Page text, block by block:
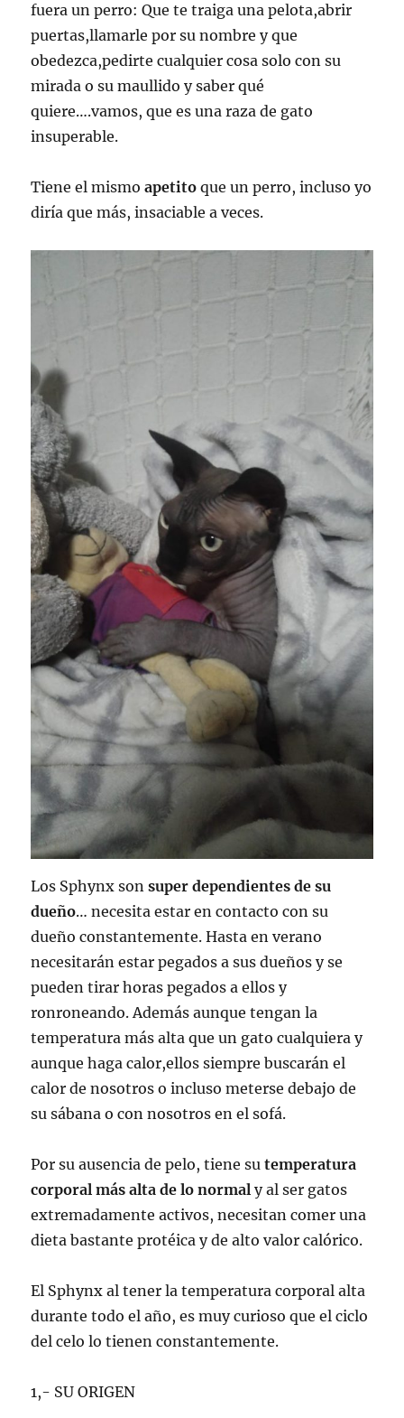
fuera un perro: Que te traiga una pelota,abrir
puertas,llamarle por su nombre y que
obedezca,pedirte cualquier cosa solo con su
mirada o su maullido y saber qué
quiere….vamos, que es una raza de gato
insuperable.
Tiene el mismoapetito que un perro, incluso yo
diría que más, insaciable a veces.
Los Sphynx sonsuper dependientes de su
dueño… necesita estar en contacto con su
dueño constantemente. Hasta en verano
necesitarán estar pegados a sus dueños y se
pueden tirar horas pegados a ellos y
ronroneando. Además aunque tengan la
temperatura más alta que un gato cualquiera y
aunque haga calor,ellos siempre buscarán el
calor de nosotros o incluso meterse debajo de
su sábana o con nosotros en el sofá.
Por su ausencia de pelo, tiene sutemperatura
corporal más alta de lo normal y al ser gatos
extremadamente activos, necesitan comer una
dieta bastante protéica y de alto valor calórico.
El Sphynx al tener la temperatura corporal alta
durante todo el año, es muy curioso que el ciclo
del celo lo tienen constantemente.
1,- SU ORIGEN